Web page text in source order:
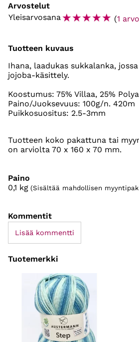
Arvostelut
Yleisarvosana ☆☆☆☆☆ (1
Tuotteen kuvaus
Ihana, laadukas sukkalanka,
jojoba-käsittely.
Koostumus: 75% Villaa, 25%
Paino/Juoksevuus: 100g/n. 420m
Puikkosuositus: 2.5-3mm
Tuotteen koko pakattuna tai
on arviolta 70 x 160 x 70 mm.
Paino
0,1 kg (Sisältää mahdollisen
Kommentit
Lisää kommentti
Tuotemerkki